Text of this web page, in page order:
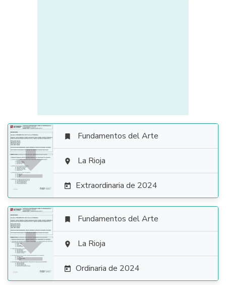

 Fundamentos del Arte
 La Rioja
 Extraordinaria de 2024

 Fundamentos del Arte
 La Rioja
 Ordinaria de 2024